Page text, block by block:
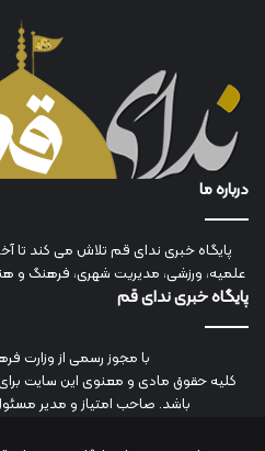
درباره ما
پایگاه خبری ندای قم تلاش می کند تا
علمیه، ورزشی، مدیریت شهری، فرهنگ و
پایگاه خبری ندای قم
با مجوز رسمی از وزارت
کلیه حقوق مادی و معنوی این سایت
باشد. صاحب امتیاز و مدیر